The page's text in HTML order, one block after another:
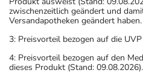
zwischenzeitlich geändert und
Versandapotheken geändert haben.
3: Preisvorteil bezogen auf die
4: Preisvorteil bezogen auf den
dieses Produkt (Stand: 09.08.2026).